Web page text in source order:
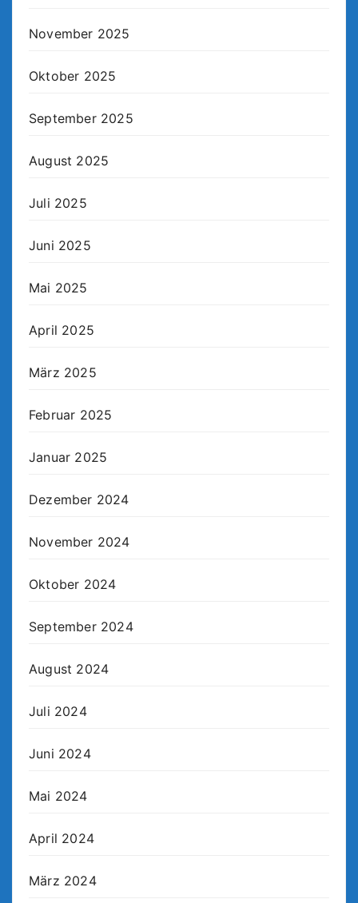
November 2025
Oktober 2025
September 2025
August 2025
Juli 2025
Juni 2025
Mai 2025
April 2025
März 2025
Februar 2025
Januar 2025
Dezember 2024
November 2024
Oktober 2024
September 2024
August 2024
Juli 2024
Juni 2024
Mai 2024
April 2024
März 2024